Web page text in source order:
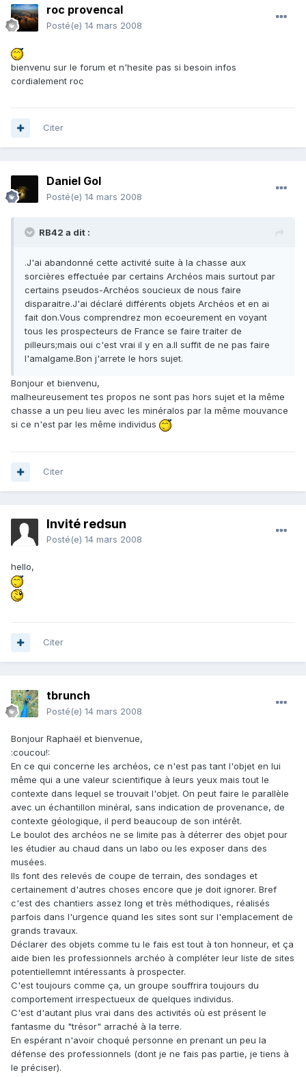
roc provencal
Posté(e) 14 mars 2008
bienvenu sur le forum et n'hesite pas si besoin infos
cordialement roc
Citer
Daniel Gol
Posté(e) 14 mars 2008
RB42 a dit :
.J'ai abandonné cette activité suite à la chasse aux
sorcières effectuée par certains Archéos mais surtout par
certains pseudos-Archéos soucieux de nous faire
disparaitre.J'ai déclaré différents objets Archéos et en ai
fait don.Vous comprendrez mon ecoeurement en voyant
tous les prospecteurs de France se faire traiter de
pilleurs;mais oui c'est vrai il y en a.Il suffit de ne pas faire
l'amalgame.Bon j'arrete le hors sujet.
Bonjour et bienvenu,
malheureusement tes propos ne sont pas hors sujet et la même
chasse a un peu lieu avec les minéralos par la même mouvance
si ce n'est par les même individus
Citer
Invité redsun
Posté(e) 14 mars 2008
hello,
Citer
tbrunch
Posté(e) 14 mars 2008
Bonjour Raphaël et bienvenue,
:coucou!:
En ce qui concerne les archéos, ce n'est pas tant l'objet en lui
même qui a une valeur scientifique à leurs yeux mais tout le
contexte dans lequel se trouvait l'objet. On peut faire le parallèle
avec un échantillon minéral, sans indication de provenance, de
contexte géologique, il perd beaucoup de son intérêt.
Le boulot des archéos ne se limite pas à déterrer des objet pour
les étudier au chaud dans un labo ou les exposer dans des
musées.
Ils font des relevés de coupe de terrain, des sondages et
certainement d'autres choses encore que je doit ignorer. Bref
c'est des chantiers assez long et très méthodiques, réalisés
parfois dans l'urgence quand les sites sont sur l'emplacement de
grands travaux.
Déclarer des objets comme tu le fais est tout à ton honneur, et ça
aide bien les professionnels archéo à compléter leur liste de sites
potentiellemnt intéressants à prospecter.
C'est toujours comme ça, un groupe souffrira toujours du
comportement irrespectueux de quelques individus.
C'est d'autant plus vrai dans des activités où est présent le
fantasme du "trésor" arraché à la terre.
En espérant n'avoir choqué personne en prenant un peu la
défense des professionnels (dont je ne fais pas partie, je tiens à
le préciser).